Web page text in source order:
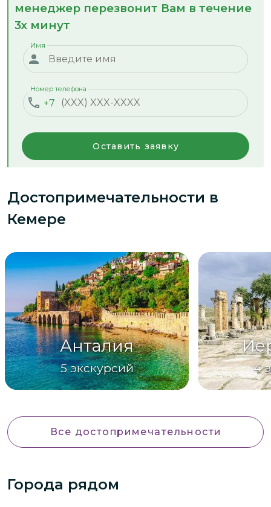
менеджер перезвонит Вам в течение
3х минут
Имя
+7
Номер телефона
Оставить заявку
Достопримечательности в
Кемере
Анталия
5 экскурсий 4
Все достопримечательности
Города рядом